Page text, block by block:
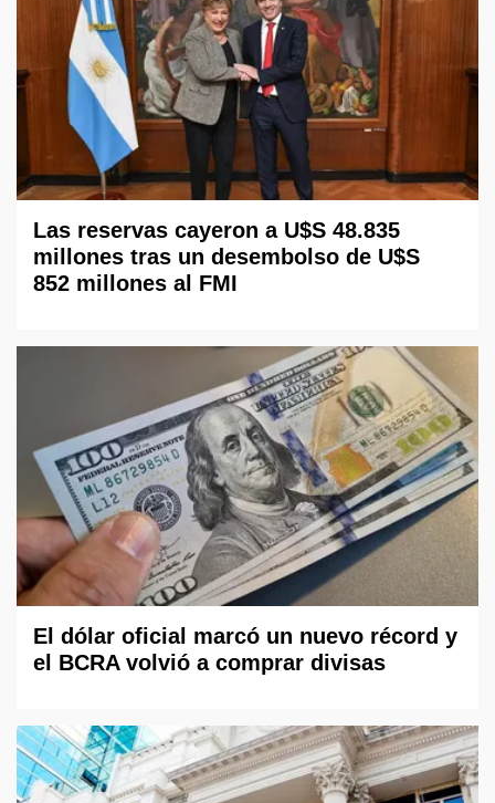
Las reservas cayeron a U$S 48.835
millones tras un desembolso de U$S
852 millones al FMI
El dólar oficial marcó un nuevo récord y
el BCRA volvió a comprar divisas